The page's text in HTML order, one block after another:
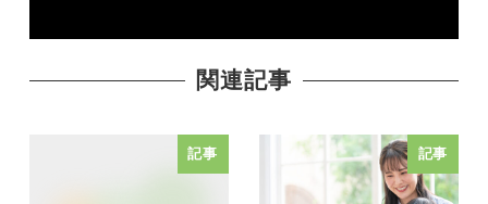
関連記事
記事 記事